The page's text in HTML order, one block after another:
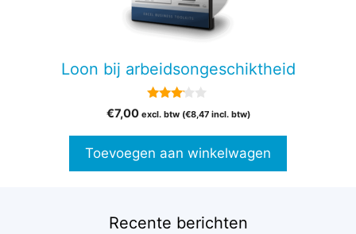
Loon bij arbeidsongeschiktheid
3.00
van 5
€7,00 excl. btw (€8,47incl. btw)
Toevoegen aan winkelwagen
Recente berichten